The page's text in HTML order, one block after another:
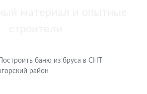
Построить баню из бруса в СНТ
район